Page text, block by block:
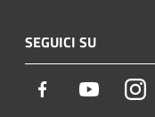
SEGUICI SU
Facebook Youtube